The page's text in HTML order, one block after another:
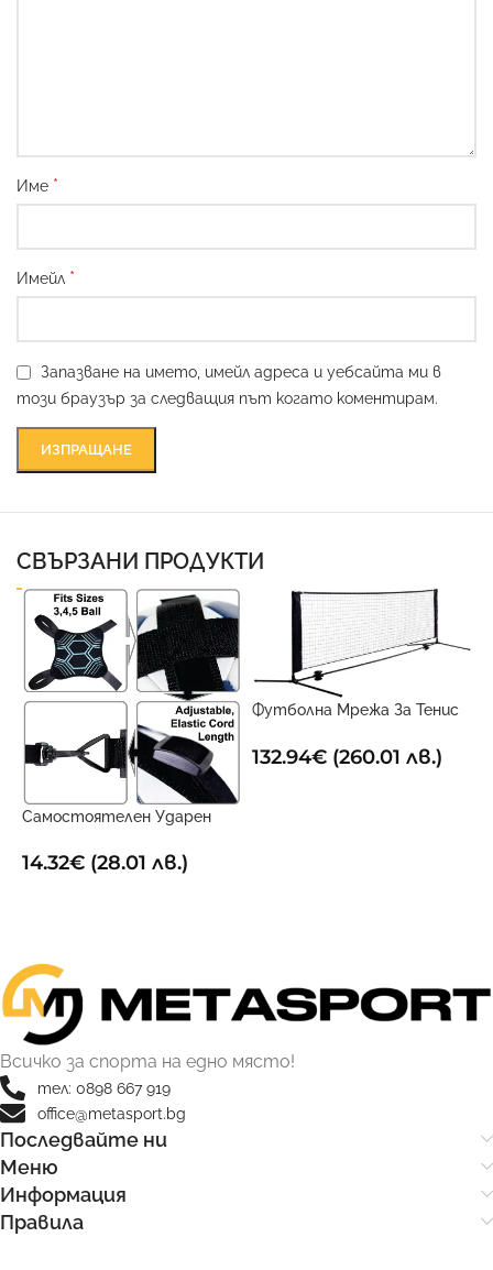
Име *
Имейл *
Запазване на името, имейл адреса и уебсайта ми в
този браузър за следващия път когато коментирам.
СВЪРЗАНИ ПРОДУКТИ
Самостоятелен Ударен
14.32€ (28.01 лв.)
Футболна Мрежа За Тенис
132.94€(260.01 лв.)
Всичко за спорта на едно място!
тел: 0898 667 919
office@metasport.bg
Последвайте ни
Меню
Информация
Правила